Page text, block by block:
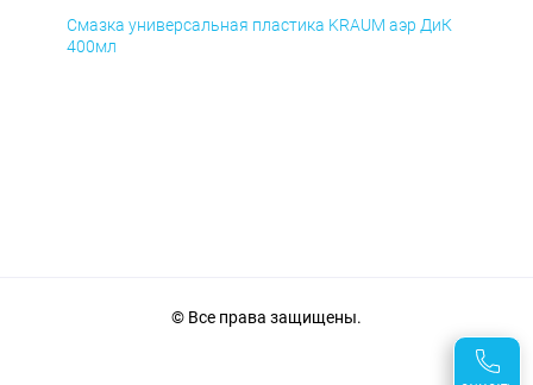
Смазка универсальная пластика KRAUM аэр ДиК
400мл
© Все права защищены.